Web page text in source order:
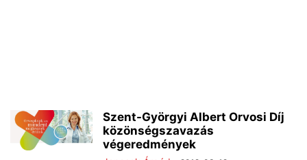
Szent-Györgyi Albert Orvosi Díj
közönségszavazás
végeredmények